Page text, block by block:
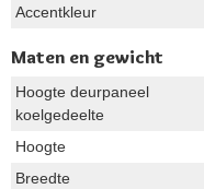
Accentkleur
Maten en gewicht
Hoogte deurpaneel
koelgedeelte
Hoogte
Breedte